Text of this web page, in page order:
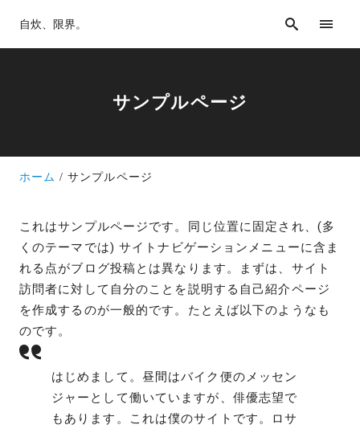
自炊、限界。
サンプルページ
ホーム サンプルページ
これはサンプルページです。同じ位置に固定され、(多
くのテーマでは) サイトナビゲーションメニューに含ま
れる点がブログ投稿とは異なります。まずは、サイト
訪問者に対して自分のことを説明する自己紹介ページ
を作成するのが一般的です。たとえば以下のようなも
のです。
はじめまして。昼間はバイク便のメッセン
ジャーとして働いていますが、俳優志望で
もあります。これは僕のサイトです。ロサ